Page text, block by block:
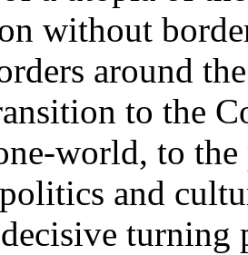
without
around
to the
world, to the
and
turning